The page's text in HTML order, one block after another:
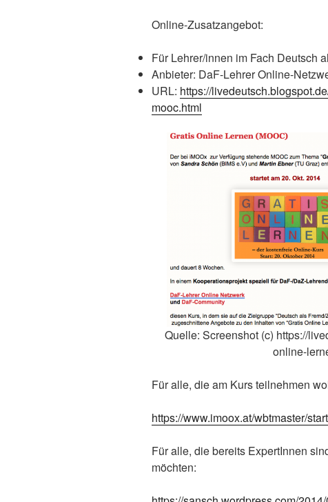
Online-Zusatzangebot:
Für Lehrer/innen im Fach Deutsch
Anbieter: DaF-Lehrer Online-
URL: https://
mooc.html
Quelle: Screenshot (c) https://
online-
Für alle, die am Kurs teilnehmen
https://www.imoox.at/wbtmaster/
Für alle, die bereits ExpertInnen
möchten: